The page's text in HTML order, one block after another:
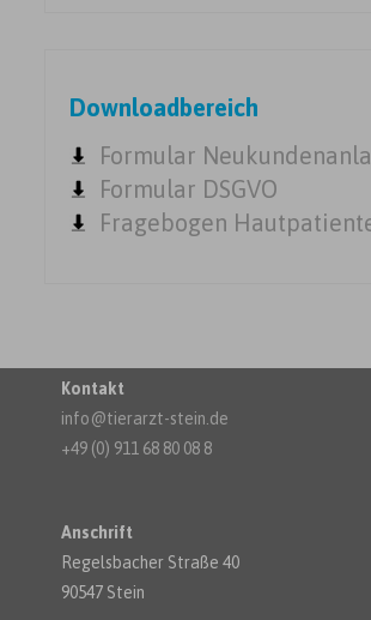
Downloadbereich
Formular
Formular DSGVO
Fragebogen
Kontakt
info@tierarzt-stein.de
+49 (0) 911 68 80 08 8
Anschrift
Regelsbacher Straße 40
90547 Stein